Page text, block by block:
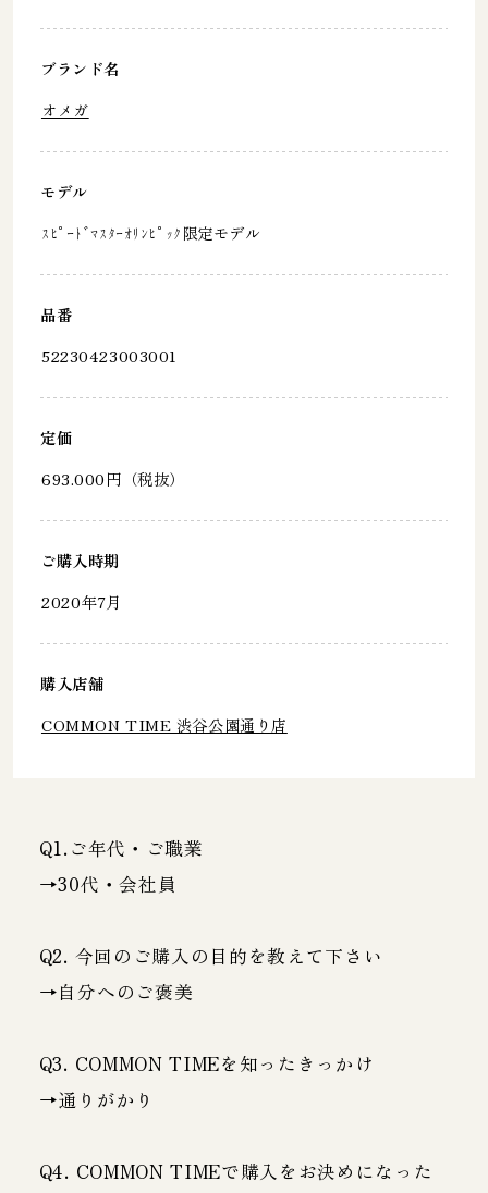
ブランド名
オメガ
モデル
ｽﾋﾟｰﾄﾞﾏｽﾀｰｵﾘﾝﾋﾟｯｸ限定モデル
品番
52230423003001
定価
693.000円（税抜）
ご購入時期
2020年7月
購入店舗
COMMON TIME 渋谷公園通り店
Q1.ご年代・ご職業
→30代・会社員
Q2. 今回のご購入の目的を教えて下さい
→自分へのご褒美
Q3. COMMON TIMEを知ったきっかけ
→通りがかり
Q4. COMMON TIMEで購入をお決めになった